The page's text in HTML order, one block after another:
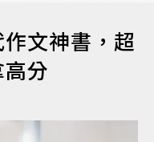
文神書，超
分